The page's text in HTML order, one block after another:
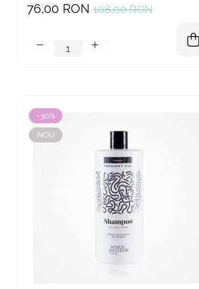
108,00 RON
76,00 RON
-30%
NOU